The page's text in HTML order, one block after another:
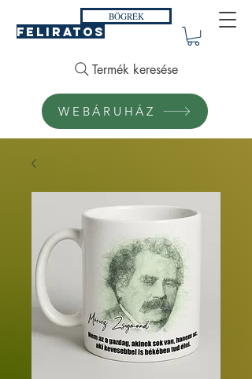
FELIRATOS
BÖGRÉK
Termék keresése
WEBÁRUHÁZ